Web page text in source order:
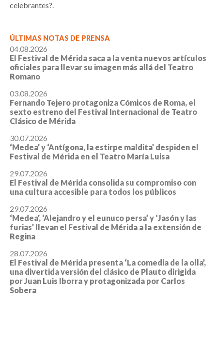
celebrantes?.
ÚLTIMAS NOTAS DE PRENSA
04.08.2026
El Festival de Mérida saca a la venta nuevos artículos
oficiales para llevar su imagen más allá del Teatro
Romano
03.08.2026
Fernando Tejero protagoniza Cómicos de Roma, el
sexto estreno del Festival Internacional de Teatro
Clásico de Mérida
30.07.2026
‘Medea’ y ‘Antígona, la estirpe maldita’ despiden el
Festival de Mérida en el Teatro María Luisa
29.07.2026
El Festival de Mérida consolida su compromiso con
una cultura accesible para todos los públicos
29.07.2026
‘Medea’, ‘Alejandro y el eunuco persa’ y ‘Jasón y las
furias’ llevan el Festival de Mérida a la extensión de
Regina
28.07.2026
El Festival de Mérida presenta ‘La comedia de la olla’,
una divertida versión del clásico de Plauto dirigida
por Juan Luis Iborra y protagonizada por Carlos
Sobera